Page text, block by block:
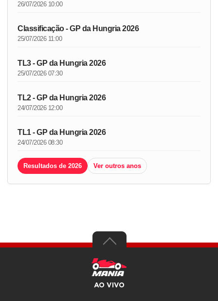
26/07/2026 10:00
Classificação - GP da Hungria 2026
25/07/2026 11:00
TL3 - GP da Hungria 2026
25/07/2026 07:30
TL2 - GP da Hungria 2026
24/07/2026 12:00
TL1 - GP da Hungria 2026
24/07/2026 08:30
Resultados de 2026 Ver outros anos
AO VIVO